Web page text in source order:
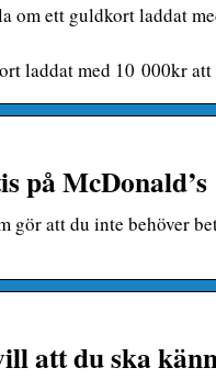
om ett guldkort laddat
laddat med 10 000kr
på McDonald’s
att du inte behöver
att du ska